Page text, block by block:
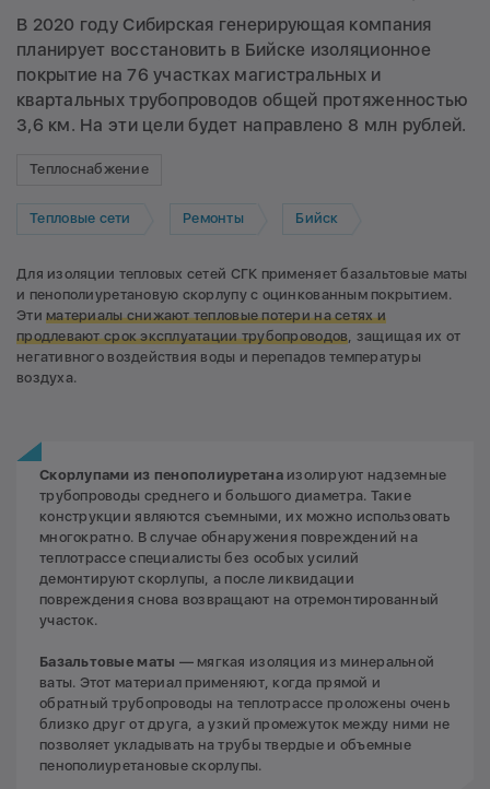
В 2020 году Сибирская генерирующая компания
планирует восстановить в Бийске изоляционное
покрытие на 76 участках магистральных и
квартальных трубопроводов общей протяженностью
3,6 км. На эти цели будет направлено 8 млн рублей.
Теплоснабжение
Тепловые сети Ремонты Бийск
Для изоляции тепловых сетей СГК применяет базальтовые маты
и пенополиуретановую скорлупу с оцинкованным покрытием.
Этиматериалы снижают тепловые потери на сетях и
продлевают срок эксплуатации трубопроводов , защищая их от
негативного воздействия воды и перепадов температуры
воздуха.
Скорлупами из пенополиуретанаизолируют надземные
трубопроводы среднего и большого диаметра. Такие
конструкции являются съемными, их можно использовать
многократно. В случае обнаружения повреждений на
теплотрассе специалисты без особых усилий
демонтируют скорлупы, а после ликвидации
повреждения снова возвращают на отремонтированный
участок.
Базальтовые маты — мягкая изоляция из минеральной
ваты. Этот материал применяют, когда прямой и
обратный трубопроводы на теплотрассе проложены очень
близко друг от друга, а узкий промежуток между ними не
позволяет укладывать на трубы твердые и объемные
пенополиуретановые скорлупы.